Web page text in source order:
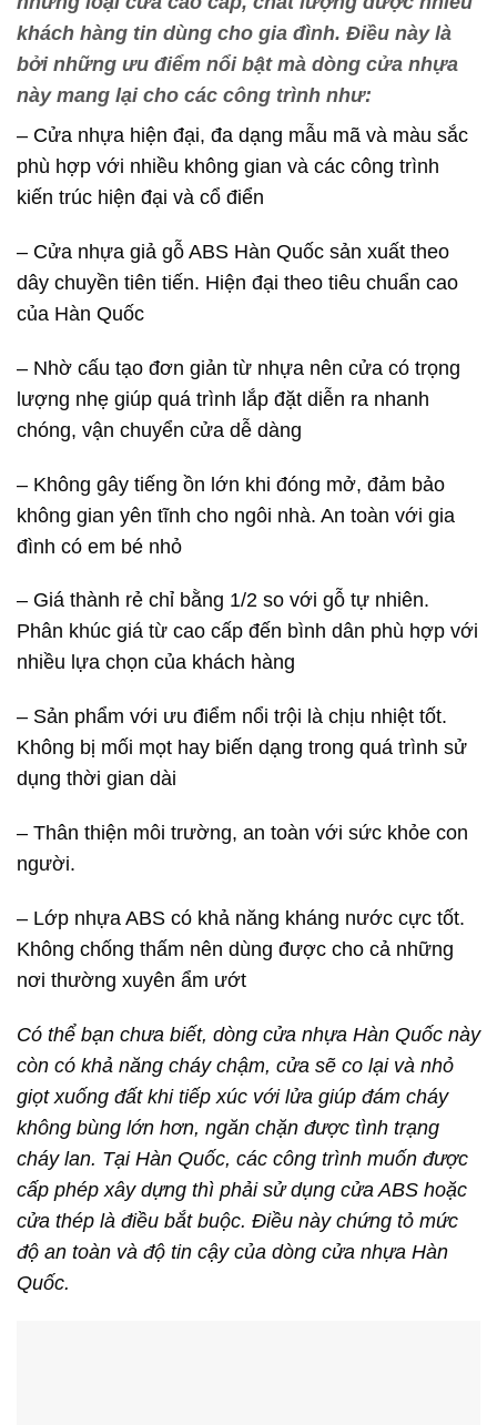
khách hàng tin dùng cho gia đình. Điều này là
bởi những ưu điểm nổi bật mà dòng cửa nhựa
này mang lại cho các công trình như:
– Cửa nhựa hiện đại, đa dạng mẫu mã và màu sắc
phù hợp với nhiều không gian và các công trình
kiến trúc hiện đại và cổ điển
– Cửa nhựa giả gỗ ABS Hàn Quốc sản xuất theo
dây chuyền tiên tiến. Hiện đại theo tiêu chuẩn cao
của Hàn Quốc
– Nhờ cấu tạo đơn giản từ nhựa nên cửa có trọng
lượng nhẹ giúp quá trình lắp đặt diễn ra nhanh
chóng, vận chuyển cửa dễ dàng
– Không gây tiếng ồn lớn khi đóng mở, đảm bảo
không gian yên tĩnh cho ngôi nhà. An toàn với gia
đình có em bé nhỏ
– Giá thành rẻ chỉ bằng 1/2 so với gỗ tự nhiên.
Phân khúc giá từ cao cấp đến bình dân phù hợp với
nhiều lựa chọn của khách hàng
– Sản phẩm với ưu điểm nổi trội là chịu nhiệt tốt.
Không bị mối mọt hay biến dạng trong quá trình sử
dụng thời gian dài
– Thân thiện môi trường, an toàn với sức khỏe con
người.
– Lớp nhựa ABS có khả năng kháng nước cực tốt.
Không chống thấm nên dùng được cho cả những
nơi thường xuyên ẩm ướt
Có thể bạn chưa biết, dòng cửa nhựa Hàn Quốc này
còn có khả năng cháy chậm, cửa sẽ co lại và nhỏ
giọt xuống đất khi tiếp xúc với lửa giúp đám cháy
không bùng lớn hơn, ngăn chặn được tình trạng
cháy lan. Tại Hàn Quốc, các công trình muốn được
cấp phép xây dựng thì phải sử dụng cửa ABS hoặc
cửa thép là điều bắt buộc. Điều này chứng tỏ mức
độ an toàn và độ tin cậy của dòng cửa nhựa Hàn
Quốc.